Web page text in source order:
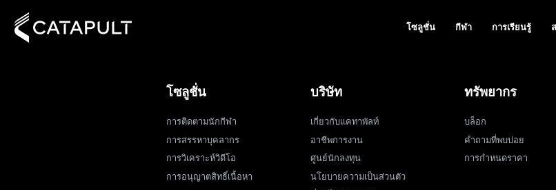
โซลูชั่น กีฬา การเรียนรู้
โซลูชั่น
การติดตามนักกีฬา
การสรรหาบุคลากร
การวิเคราะห์วิดีโอ
การอนุญาตสิทธิ์เนื้อหา
บริษัท
เกี่ยวกับแคทาพัลท์
อาชีพการงาน
ศูนย์นักลงทุน
นโยบายความเป็นส่วนตัว
ทรัพยากร
บล็อก
คำถามที่พบบ่อย
การกำหนดราคา